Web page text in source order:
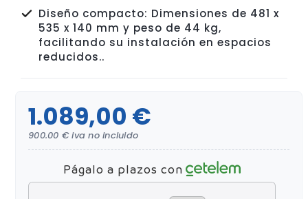
Diseño compacto: Dimensiones de 481 x
535 x 140 mm y peso de 44 kg,
facilitando su instalación en espacios
reducidos.​.
1.089,00 €
900.00 € iva no incluido
Págalo a plazos con